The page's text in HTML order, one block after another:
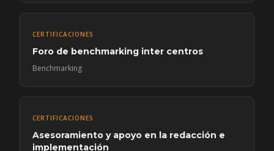
CERTIFICACIONES
Foro de benchmarking inter centros
Benchmarking
CERTIFICACIONES
Asesoramiento y apoyo en la redacción e
implementación